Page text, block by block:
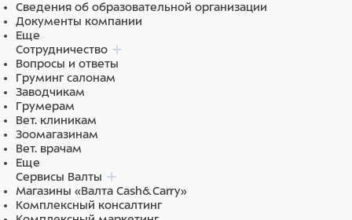
Сведения об образовательной организации
Документы компании
Еще
Сотрудничество
Вопросы и ответы
Груминг салонам
Заводчикам
Грумерам
Вет. клиникам
Зоомагазинам
Вет. врачам
Еще
Сервисы Валты
Магазины «Валта Cash&Carry»
Комплексный консалтинг